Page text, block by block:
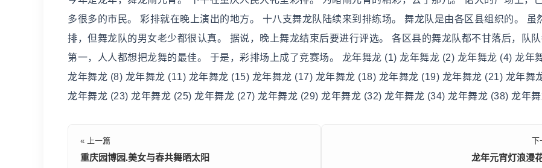
多很多的市民。 彩排就在晚上演出的地方。 十八支舞龙队陆续来到排练场。 舞龙队是由各区县组织的。 虽
排，但舞龙队的男女老少都很认真。 据说，晚上舞龙结束后要进行评选。 各区县的舞龙队都不甘落后，队
第一，人人都想把龙舞的最佳。 于是，彩排场上成了竞赛场。 龙年舞龙 (1) 龙年舞龙 (2) 龙年舞龙 (4) 龙年
龙年舞龙 (8) 龙年舞龙 (11) 龙年舞龙 (15) 龙年舞龙 (17) 龙年舞龙 (18) 龙年舞龙 (19) 龙年舞龙 (21) 龙年舞
龙年舞龙 (23) 龙年舞龙 (25) 龙年舞龙 (27) 龙年舞龙 (29) 龙年舞龙 (32) 龙年舞龙 (34) 龙年舞龙 (38) 龙年
« 上一篇
重庆园博园.美女与春共舞晒太阳
下
龙年元宵灯浪漫